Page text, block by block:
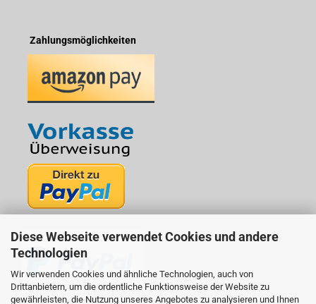
Diese Webseite verwendet Cookies und andere
Technologien
Wir verwenden Cookies und ähnliche Technologien, auch von
Drittanbietern, um die ordentliche Funktionsweise der Website zu
gewährleisten, die Nutzung unseres Angebotes zu analysieren und Ihnen
Zahlungsmöglichkeiten